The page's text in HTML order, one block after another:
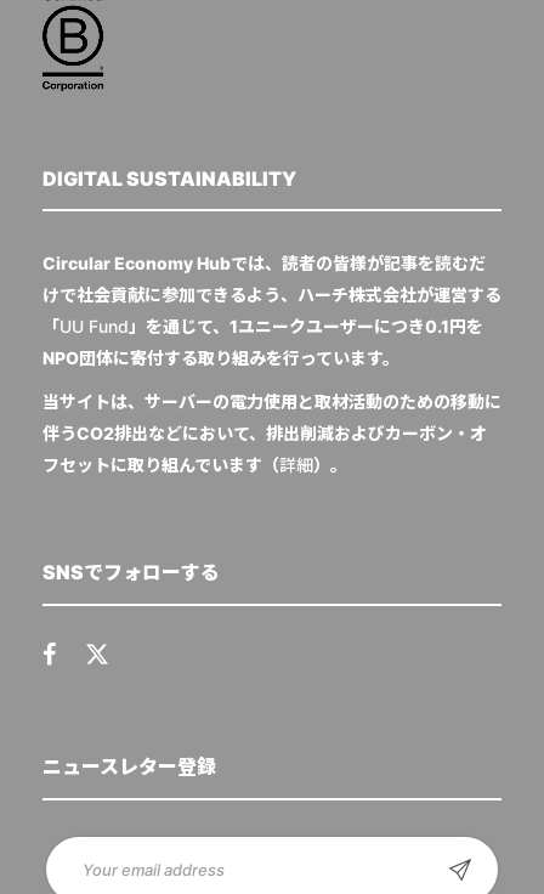
DIGITAL SUSTAINABILITY
Circular Economy Hubでは、読者の皆様が記事を読むだ
けで社会貢献に参加できるよう、ハーチ株式会社が運営する
「UU Fund 」を通じて、1ユニークユーザーにつき0.1円を
NPO団体に寄付する取り組みを行っています。
当サイトは、サーバーの電力使用と取材活動のための移動に
伴うCO2排出などにおいて、排出削減およびカーボン・オ
フセットに取り組んでいます（詳細）。
SNSでフォローする
ニュースレター登録